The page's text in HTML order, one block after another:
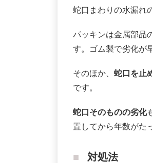
蛇口まわりの水漏れ
パッキンは金属部品
す。ゴム製で劣化が
そのほか、 蛇口を止
です。
蛇口そのものの劣化
置してから年数がた
対処法